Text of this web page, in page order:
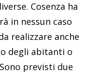
Cosenza ha
in nessun caso
realizzare anche
degli abitanti o
previsti due